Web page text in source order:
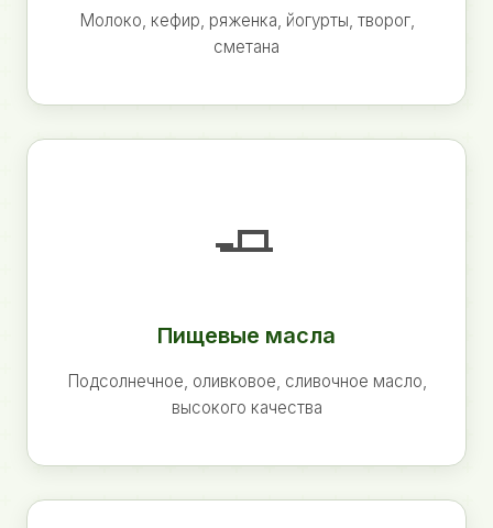
Молоко, кефир, ряженка, йогурты, творог,
сметана
🧈
Пищевые масла
Подсолнечное, оливковое, сливочное масло,
высокого качества